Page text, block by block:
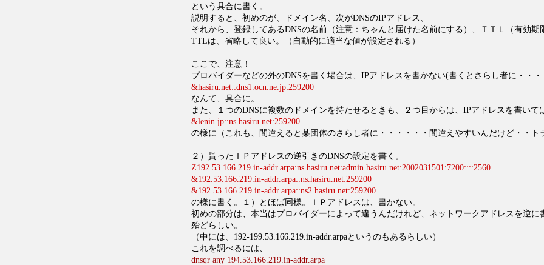
という具合に書く。
説明すると、初めのが、ドメイン名、次がDNSのIPアドレス、
それから、登録してあるDNSの名前（注意：ちゃんと届けた名前にする）、ＴＴＬ（有効期
TTLは、省略して良い。（自動的に適当な値が設定される）
ここで、注意！
プロバイダーなどの外のDNSを書く場合は、IPアドレスを書かない(書くとさらし者に・・・
&hasiru.net::dns1.ocn.ne.jp:259200
なんて、具合に。
また、１つのDNSに複数のドメインを持たせるときも、２つ目からは、IPアドレスを書いて
&lenin.jp::ns.hasiru.net:259200
の様に（これも、間違えると某団体のさらし者に・・・・・・間違えやすいんだけど・・ト
２）貰ったＩＰアドレスの逆引きのDNSの設定を書く。
Z192.53.166.219.in-addr.arpa:ns.hasiru.net:admin.hasiru.net:2002031501:7200::::2560
&192.53.166.219.in-addr.arpa::ns.hasiru.net:259200
&192.53.166.219.in-addr.arpa::ns2.hasiru.net:259200
の様に書く。１）とほば同様。ＩＰアドレスは、書かない。
初めの部分は、本当はプロバイダーによって違うんだけれど、ネットワークアドレスを逆に
殆どらしい。
（中には、192-199.53.166.219.in-addr.arpaというのもあるらしい）
これを調べるには、
dnsqr any 194.53.166.219.in-addr.arpa